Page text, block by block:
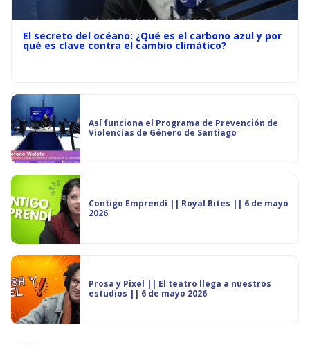
El secreto del océano: ¿Qué es el carbono azul y por
qué es clave contra el cambio climático?
Así funciona el Programa de Prevención de
Violencias de Género de Santiago
Contigo Emprendí || Royal Bites || 6 de mayo
2026
Prosa y Pixel || El teatro llega a nuestros
estudios || 6 de mayo 2026